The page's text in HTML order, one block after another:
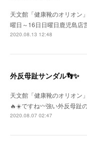
天文館「健康靴のオリオン
曜日～16日日曜日鹿児島
2020.08.13 12:48
外反母趾サンダル👣✨
天文館「健康靴のオリオン
🔥☀️ですね〰️強い外反母趾
2020.08.07 02:47